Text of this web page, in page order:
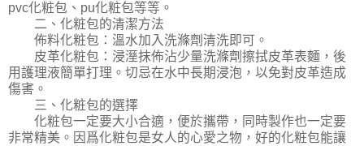
pvc化粧包、pu化粧包等等。
二、化粧包的清潔方法
佈料化粧包：溫水加入洗滌劑清洗即可。
皮革化粧包：浸溼抹佈沾少量洗滌劑擦拭皮革表麵，後
用護理液簡單打理。切忌在水中長期浸泡，以免對皮革造成
傷害。
三、化粧包的選擇
化粧包一定要大小合適，便於攜帶，同時製作也一定要
非常精美。因爲化粧包是女人的心愛之物，好的化粧包能讓